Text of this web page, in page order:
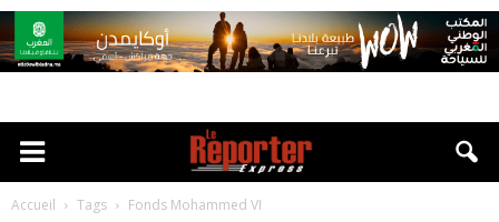
Accueil Tags Fonds Mohammed VI